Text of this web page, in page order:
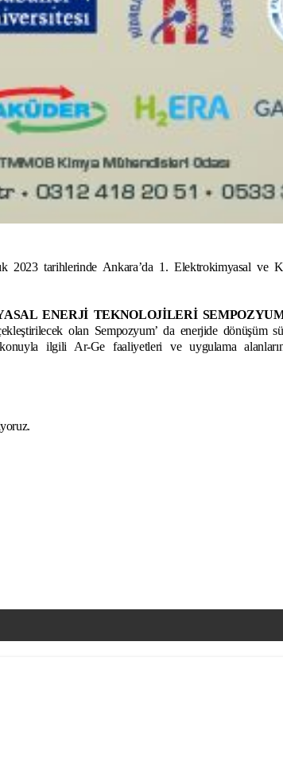
2023 tarihlerinde Ankara’da 1. Elektrokimyasal ve
ENERJİ TEKNOLOJİLERİ
olan Sempozyum’ da enerjide
ilgili Ar-Ge faaliyetleri ve uygulama